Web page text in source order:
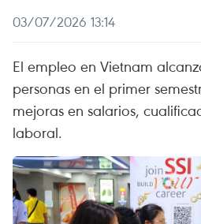
03/07/2026 13:14
El empleo en Vietnam
personas en el primer
mejoras en salarios,
laboral.